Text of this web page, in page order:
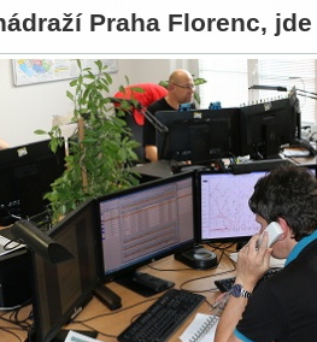
Praha Florenc,